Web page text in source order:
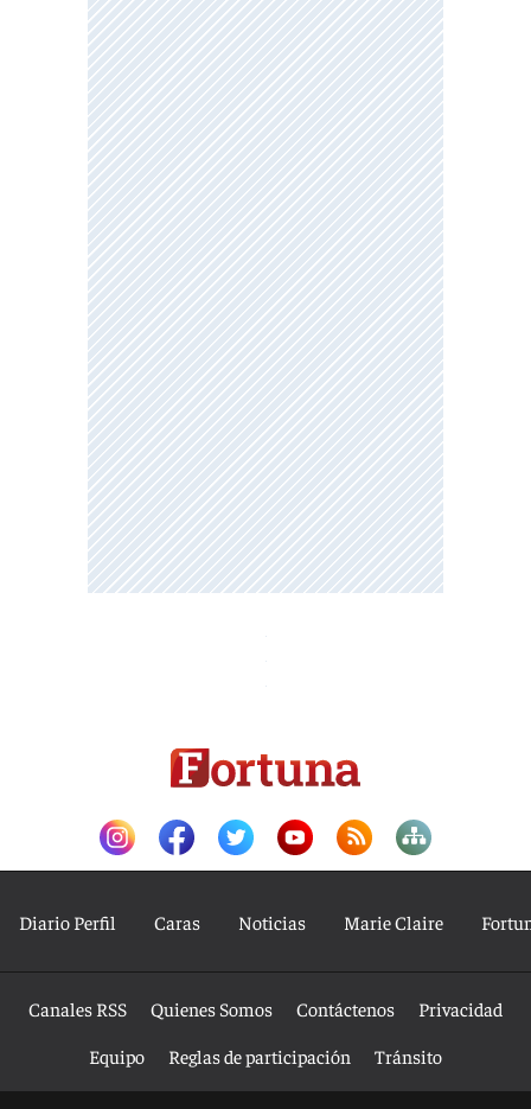
Diario Perfil Caras Noticias Marie Claire
Canales RSS Quienes Somos Contáctenos
Privacidad
Equipo
Reglas de participación Tránsito